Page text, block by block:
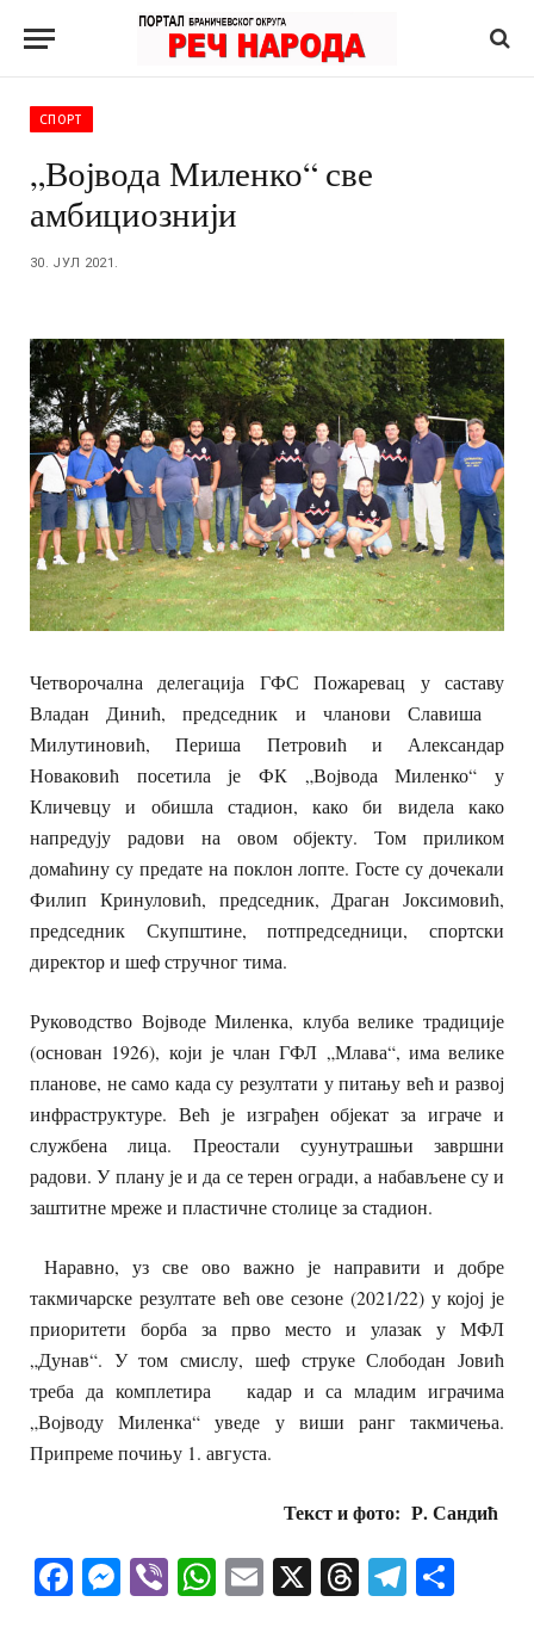
СПОРТ
„Војвода Миленко“ све
амбициознији
30. ЈУЛ 2021.
Четворочална делегација ГФС Пожаревац у саставу
Владан Динић, председник и чланови Славиша
Милутиновић,
Периша Петровић и Александар
Новаковић посетила је ФК „Војвода Миленко“ у
Кличевцу и обишла стадион, како би видела како
напредују радови на овом објекту. Том приликом
домаћину су предате на поклон лопте. Госте су дочекали
Филип Кринуловић, председник, Драган Јоксимовић,
председник Скупштине, потпредседници, спортски
директор и шеф стручног тима.
Руководство Војводе Миленка, клуба велике традиције
(основан 1926), који је члан ГФЛ „Млава“, има велике
планове, не само када су резултати у питању већ и развој
инфраструктуре. Већ је изграђен објекат за играче и
службена лица. Преостали суунутрашњи завршни
радови. У плану је и да се терен огради, а набављене су и
заштитне мреже и пластичне столице за стадион.
Наравно, уз све ово важно је направити и добре
такмичарске резултате већ ове сезоне (2021/22) у којој је
приоритети борба за прво место и улазак у МФЛ
„Дунав“. У том смислу, шеф струке Слободан Јовић
треба да комплетира кадар и са младим играчима
„Војводу Миленка“ уведе у виши ранг такмичења.
Припреме почињу 1. августа.
Текст и фото: Р. Сандић
Facebook
Messenger
ViberWhatsApp
Email
X Threads